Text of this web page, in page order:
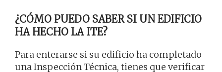
¿CÓMO PUEDO SABER SI UN EDIFICIO
HA HECHO LA ITE?
Para enterarse si su edificio ha completado
una Inspección Técnica, tienes que verificar